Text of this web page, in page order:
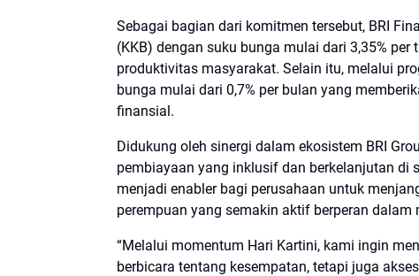
Sebagai bagian dari komitmen tersebut, BRI
(KKB) dengan suku bunga mulai dari 3,35%
produktivitas masyarakat. Selain itu, melalui
bunga mulai dari 0,7% per bulan yang
finansial.
Didukung oleh sinergi dalam ekosistem BRI
pembiayaan yang inklusif dan berkelanjutan di
menjadi enabler bagi perusahaan untuk
perempuan yang semakin aktif berperan
“Melalui momentum Hari Kartini, kami ingin
berbicara tentang kesempatan, tetapi juga